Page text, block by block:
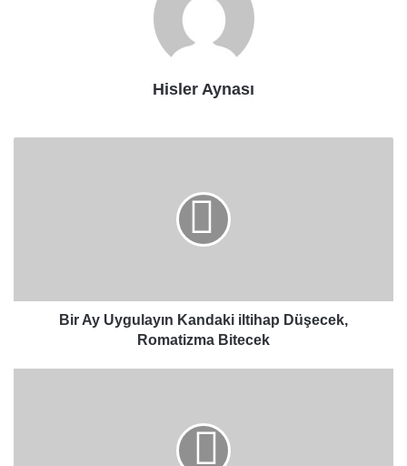
Hisler Aynası
Bir Ay Uygulayın Kandaki iltihap Düşecek,
Romatizma Bitecek